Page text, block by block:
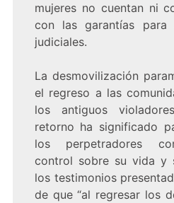
mujeres no cuentan ni
con las garantías para
judiciales.
La desmovilización
el regreso a las
los antiguos
retorno ha significado
los perpetradores
control sobre su vida y
los testimonios
de que “al regresar los